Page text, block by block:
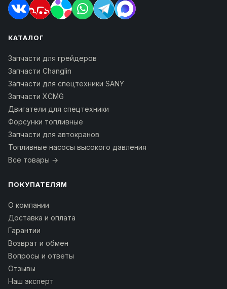
КАТАЛОГ
Запчасти для грейдеров
Запчасти Changlin
Запчасти для спецтехники SANY
Запчасти XCMG
Двигатели для спецтехники
Форсунки топливные
Запчасти для автокранов
Топливные насосы высокого давления
Все товары →
ПОКУПАТЕЛЯМ
О компании
Доставка и оплата
Гарантии
Возврат и обмен
Вопросы и ответы
Отзывы
Наш эксперт